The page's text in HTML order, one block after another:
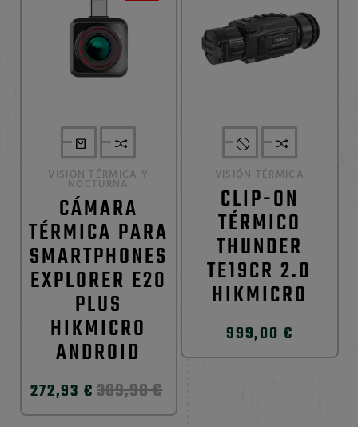
VISIÓN TÉRMICA Y
NOCTURNA
CÁMARA
TÉRMICA PARA
SMARTPHONES
EXPLORER E20
PLUS
HIKMICRO
ANDROID
272,93 € 389,90 €
VISIÓN TÉRMICA
CLIP-ON
TÉRMICO
THUNDER
TE19CR 2.0
HIKMICRO
999,00 €